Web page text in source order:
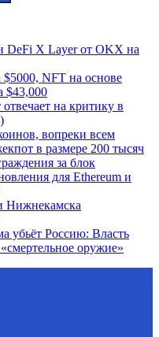
DeFi X Layer от OKX на
$5000, NFT на основе
$43,000
на критику в
вопреки всем
в размере 200 тысяч
за блок
для Ethereum и
Нижнекамска
убьёт Россию: Власть
оружие»